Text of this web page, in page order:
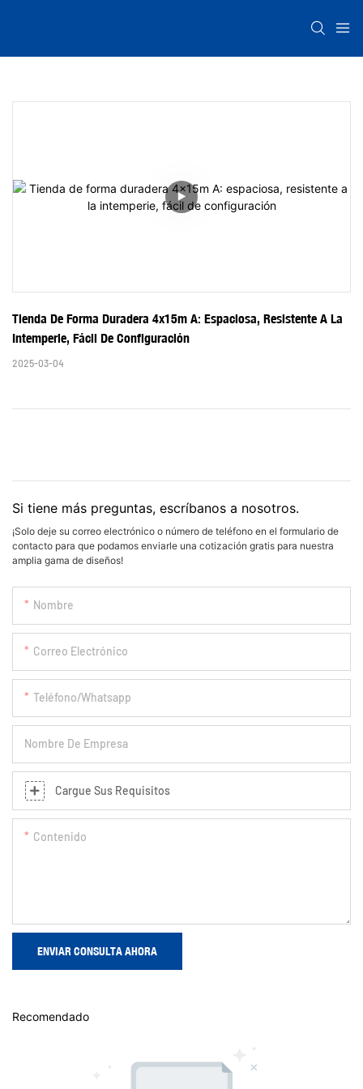
Tienda De Forma Duradera 4x15m A: Espaciosa, Resistente A La
Intemperie, Fácil De Configuración
2025-03-04
Si tiene más preguntas, escríbanos a nosotros.
¡Solo deje su correo electrónico o número de teléfono en el formulario de
contacto para que podamos enviarle una cotización gratis para nuestra
amplia gama de diseños!
Nombre
Correo Electrónico
Teléfono/whatsapp
Nombre De Empresa
Cargue Sus Requisitos
Contenido
ENVIAR CONSULTA AHORA
Recomendado